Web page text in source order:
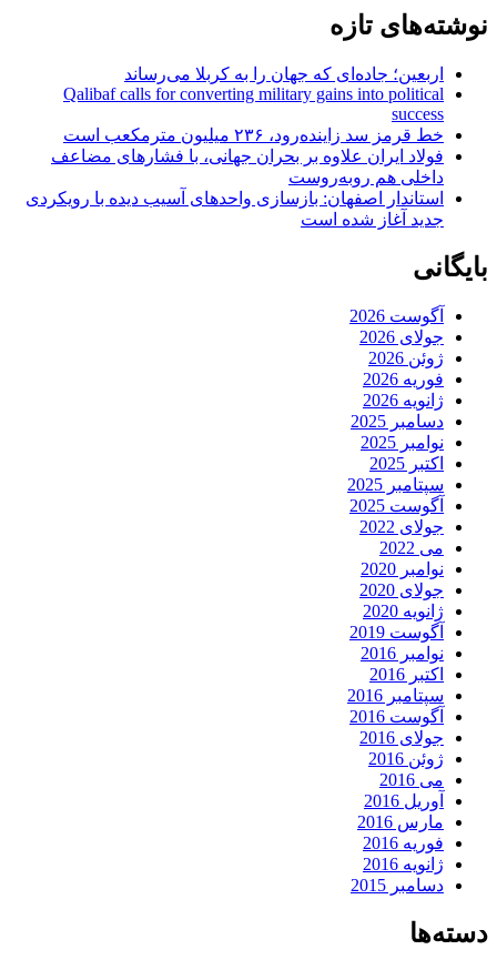
نوشته‌های تازه
اربعین؛ جاده‌ای که جهان را به کربلا می‌رساند
Qalibaf calls for converting military gains into political
success
خط قرمز سد زاینده‌رود، ۲۳۶ میلیون مترمکعب است
فولاد ایران علاوه بر بحران جهانی، با فشارهای مضاعف
داخلی هم روبه‌روست
استاندار اصفهان: بازسازی واحدهای آسیب دیده با رویکردی
جدید آغاز شده است
بایگانی
آگوست 2026
جولای 2026
ژوئن 2026
فوریه 2026
ژانویه 2026
دسامبر 2025
نوامبر 2025
اکتبر 2025
سپتامبر 2025
آگوست 2025
جولای 2022
می 2022
نوامبر 2020
جولای 2020
ژانویه 2020
آگوست 2019
نوامبر 2016
اکتبر 2016
سپتامبر 2016
آگوست 2016
جولای 2016
ژوئن 2016
می 2016
آوریل 2016
مارس 2016
فوریه 2016
ژانویه 2016
دسامبر 2015
دسته‌ها